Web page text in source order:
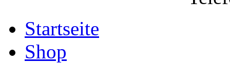
Startseite
Shop